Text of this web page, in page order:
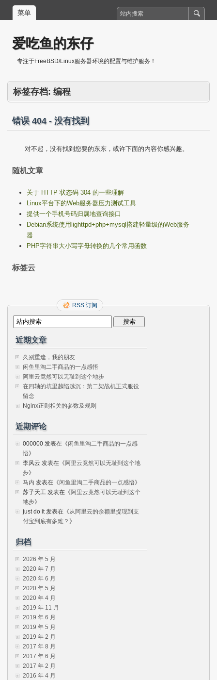
菜单
爱吃鱼的东仔
专注于FreeBSD/Linux服务器环境的配置与维护服务！
标签存档: 编程
错误 404 - 没有找到
对不起，没有找到您要的东东，或许下面的内容你感兴趣。
随机文章
关于 HTTP 状态码 304 的一些理解
Linux平台下的Web服务器压力测试工具
提供一个手机号码归属地查询接口
Debian系统使用lighttpd+php+mysql搭建轻量级的Web服务
器
PHP字符串大小写字母转换的几个常用函数
标签云
RSS 订阅
近期文章
久别重逢，我的朋友
闲鱼里淘二手商品的一点感悟
阿里云竟然可以无耻到这个地步
在四轴的坑里越陷越沉：第二架战机正式服役
留念
Nginx正则相关的参数及规则
近期评论
000000 发表在《闲鱼里淘二手商品的一点感
悟》
李风云 发表在《阿里云竟然可以无耻到这个地
步》
马内 发表在《闲鱼里淘二手商品的一点感悟》
苏子天工 发表在《阿里云竟然可以无耻到这个
地步》
just do it发表在《从阿里云的余额里提现到支
付宝到底有多难？ 》
归档
2026 年 5 月
2020 年 7 月
2020 年 6 月
2020 年 5 月
2020 年 4 月
2019 年 11 月
2019 年 6 月
2019 年 5 月
2019 年 2 月
2017 年 8 月
2017 年 6 月
2017 年 2 月
2016 年 4 月